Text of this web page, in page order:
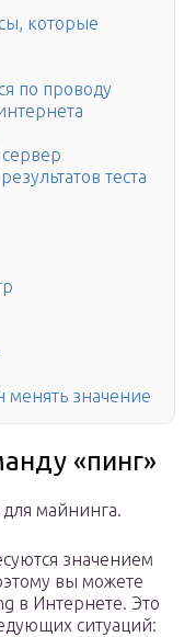
которые
по проводу
теста
менять значение
«пинг»
для майнинга.
значением
вы можете
в Интернете. Это
ситуаций: